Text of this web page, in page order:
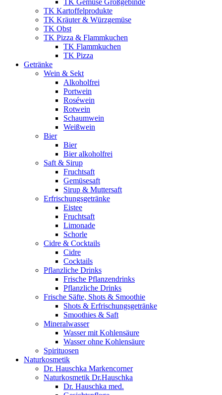
TK Gemüse Großgebinde
TK Kartoffelprodukte
TK Kräuter & Würzgemüse
TK Obst
TK Pizza & Flammkuchen
TK Flammkuchen
TK Pizza
Getränke
Wein & Sekt
Alkoholfrei
Portwein
Roséwein
Rotwein
Schaumwein
Weißwein
Bier
Bier
Bier alkoholfrei
Saft & Sirup
Fruchtsaft
Gemüsesaft
Sirup & Muttersaft
Erfrischungsgetränke
Eistee
Fruchtsaft
Limonade
Schorle
Cidre & Cocktails
Cidre
Cocktails
Pflanzliche Drinks
Frische Pflanzendrinks
Pflanzliche Drinks
Frische Säfte, Shots & Smoothie
Shots & Erfrischungsgetränke
Smoothies & Saft
Mineralwasser
Wasser mit Kohlensäure
Wasser ohne Kohlensäure
Spirituosen
Naturkosmetik
Dr. Hauschka Markencorner
Naturkosmetik Dr.Hauschka
Dr. Hauschka med.